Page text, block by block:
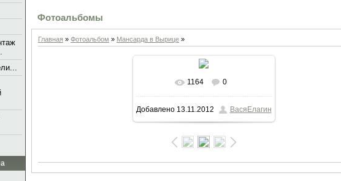
Фотоальбомы
Главная » Фотоальбом » Мансарда в Вырице »
В реальном размере
/ 215.9Kb
1164 0
Добавлено13.11.2012 ВасяЕлагин